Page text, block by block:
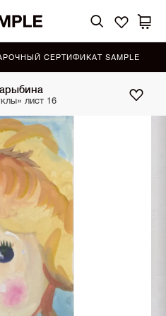
СЕРТИФИКАТ SAMPLE
лист 16